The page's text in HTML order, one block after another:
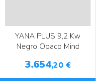
YANA PLUS 9,2 Kw
Negro Opaco Mind
3.654,20 €